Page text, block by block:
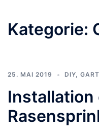
Kategorie:
25. MAI 2019 DIY,
Installation